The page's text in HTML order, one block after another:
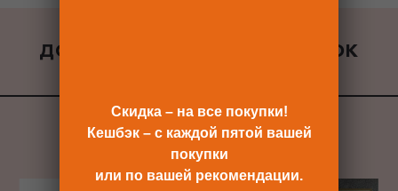
ДОБАВИТЬ К ЗАКАЗУ ПОДАРОК
Скидка – на все покупки!
Кешбэк – с каждой пятой вашей
покупки
или по вашей рекомендации.